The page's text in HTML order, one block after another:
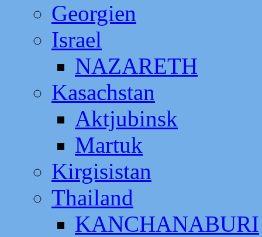
Georgien
Israel
NAZARETH
Kasachstan
Aktjubinsk
Martuk
Kirgisistan
Thailand
KANCHANABURI